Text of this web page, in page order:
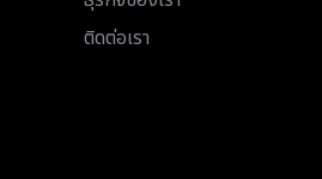
ติดต่อเรา